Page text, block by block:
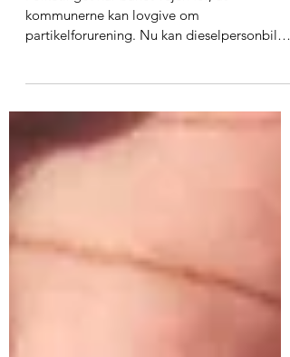
hovedstaden
Folketinget har banet vejen for, at
partikelforurening. Nu kan dieselpersonbiler